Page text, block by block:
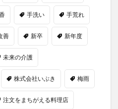
手洗い 手荒れ
善 新卒 新年度
未来の介護
株式会社いぶき 梅雨
注文をまちがえる料理店